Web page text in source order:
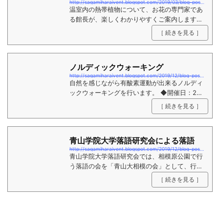
温室内の熱帯植物について、お花の専門家であ
る館長が、楽しくわかりやすくご案内します。
◆開催日: 1月26日(日)・2月8日（土）［ 続きを見る ］
ノルディックウォーキング
自然を感じながら有酸素運動が出来るノルディ
ックウォーキングを行います。 ◆開催日：2月
◆集合場所：サカタのタネグリーンハウス前
［ 続きを見る ］
青山学院大学落語研究会による落語
青山学院大学落語研究会では、相模原公園で行
う落語の会を「青山大相模の会」として、行っ
ています。プロ顔負けの腕前をぜひお楽しみ下
［ 続きを見る ］